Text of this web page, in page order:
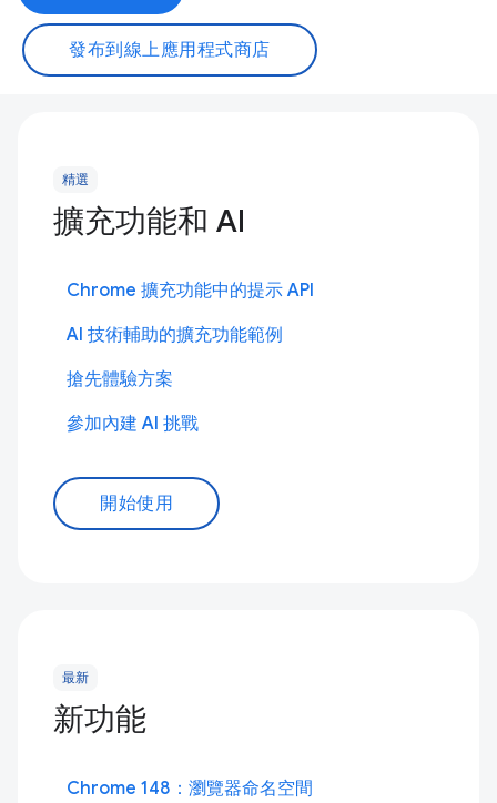
發布到線上應用程式商店
精選
擴充功能和 AI
Chrome 擴充功能中的提示 API
AI 技術輔助的擴充功能範例
搶先體驗方案
參加內建 AI 挑戰
開始使用
最新
新功能
Chrome 148：瀏覽器命名空間